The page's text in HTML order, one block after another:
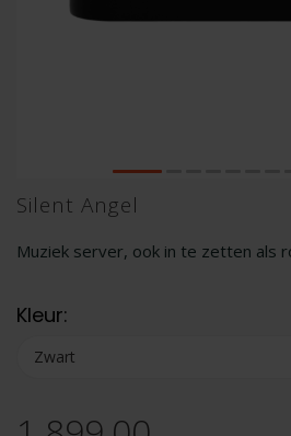
Silent Angel
Muziek server, ook in te zetten als
Kleur: